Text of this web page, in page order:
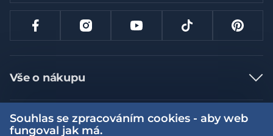
Vše o nákupu
Jak nakupovat
Nejčastější dotazy
Více informací
Souhlas se zpracováním cookies - aby web
fungoval jak má.